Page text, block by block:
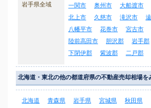
岩手県全域 一関市 奥州市 大船渡市
北上市
久慈市 滝沢市
八幡平市
花巻市 宮古市
陸前高田市
胆沢郡 岩手郡
下閉伊郡
紫波郡 二戸郡
北海道・東北の他の都道府県の不動産売却相場を
北海道 青森県 岩手県 宮城県
秋田県